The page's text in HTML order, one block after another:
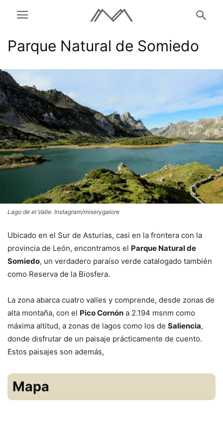
Parque Natural de Somiedo
Lago de el Valle. Instagram/miserygalore
Ubicado en el Sur de Asturias, casi en la frontera con la
provincia de León, encontramos el Parque Natural de
Somiedo, un verdadero paraíso verde catalogado también
como Reserva de la Biosfera.
La zona abarca cuatro valles y comprende, desde zonas de
alta montaña, con el Pico Cornón a 2.194 msnm como
máxima altitud, a zonas de lagos como los de Saliencia,
donde disfrutar de un paisaje prácticamente de cuento.
Estos paisajes son además,
Mapa